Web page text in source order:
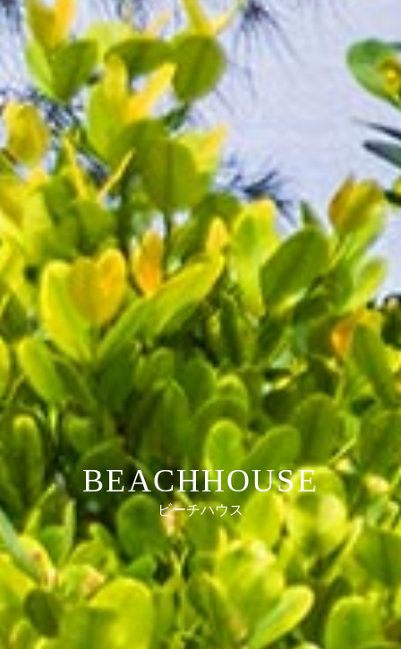
BEACHHOUSE
ビーチハウス